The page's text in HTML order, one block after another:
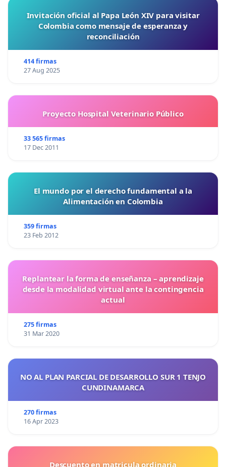
Invitación oficial al Papa León XIV para visitar
Colombia como mensaje de esperanza y
reconciliación
414 firmas
27 Aug 2025
Proyecto Hospital Veterinario Público
33 565 firmas
17 Dec 2011
El mundo por el derecho fundamental a la
Alimentación en Colombia
359 firmas
23 Feb 2012
Replantear la forma de enseñanza – aprendizaje
desde la modalidad virtual ante la contingencia
actual
275 firmas
31 Mar 2020
NO AL PLAN PARCIAL DE DESARROLLO SUR 1 TENJO
CUNDINAMARCA
270 firmas
16 Apr 2023
Descuento en matricula ordinaria